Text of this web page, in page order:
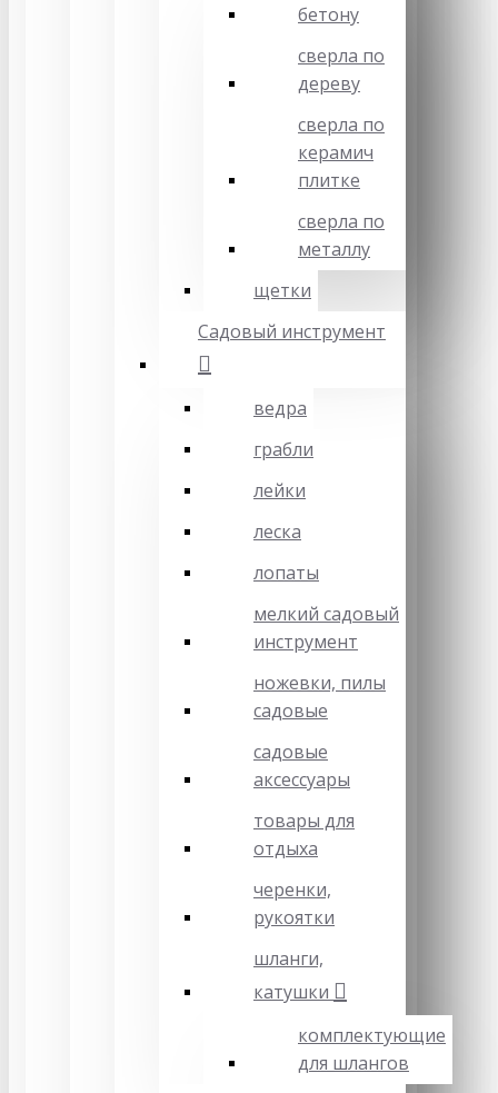
бетону
сверла по
дереву
сверла по
керамич
плитке
сверла по
металлу
щетки
Садовый инструмент
ведра
грабли
лейки
леска
лопаты
мелкий садовый
инструмент
ножевки, пилы
садовые
садовые
аксессуары
товары для
отдыха
черенки,
рукоятки
шланги,
катушки
комплектующие
для шлангов